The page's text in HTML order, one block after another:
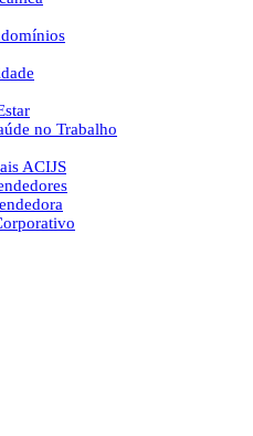
no Trabalho
ACIJS